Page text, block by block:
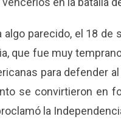
algo parecido, el 18
que fue muy
para defender
se convirtieron en
la